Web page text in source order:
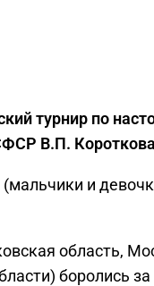
турнир по
В.П.
и
область,
боролись